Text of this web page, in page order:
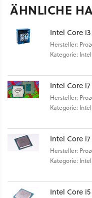
ÄHNLICHE
Intel Core i3
Hersteller:
Kategorie: Intel
Intel Core i7
Hersteller:
Kategorie: Intel
Intel Core i7
Hersteller:
Kategorie: Intel
Intel Core